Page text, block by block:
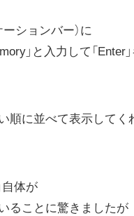
ションバー）に
」と入力して「Enter
順に並べて表示してく
自体が
ることに驚きましたが